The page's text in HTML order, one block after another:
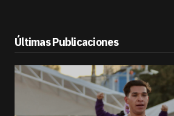
Últimas Publicaciones